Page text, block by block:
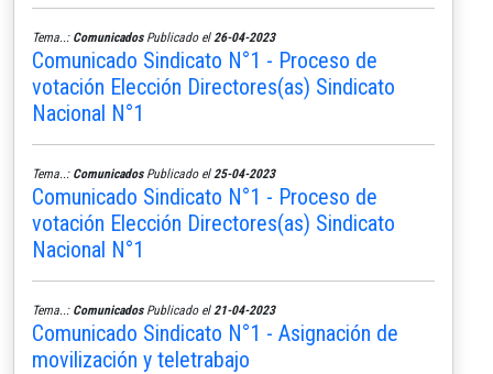
Tema..: ComunicadosPublicado el 26-04-2023
Comunicado Sindicato N°1 - Proceso de
votación Elección Directores(as) Sindicato
Nacional N°1
Tema..: ComunicadosPublicado el 25-04-2023
Comunicado Sindicato N°1 - Proceso de
votación Elección Directores(as) Sindicato
Nacional N°1
Tema..: ComunicadosPublicado el 21-04-2023
Comunicado Sindicato N°1 - Asignación de
movilización y teletrabajo